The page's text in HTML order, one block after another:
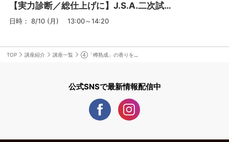
【実力診断／総仕上げに】J.S.A.二次試験オープン模試 ＜青山校＞ 7月、8月開催
日時： 8/10 (月) 13:00～14:20
TOP 講座紹介 講座一覧 ④「樽熟成」の香りを捉える （樽香）
公式SNSで最新情報配信中